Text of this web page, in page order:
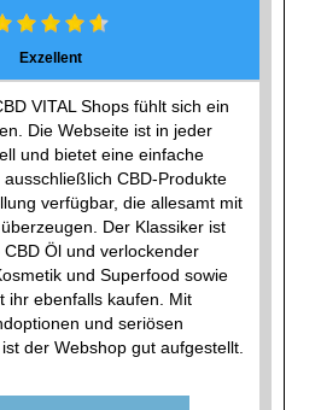
Exzellent
VITAL Shops fühlt sich ein
Die Webseite ist in jeder
und bietet eine einfache
CBD-Produkte
verfügbar, die allesamt mit
Der Klassiker ist
Öl und verlockender
und Superfood sowie
ihr ebenfalls kaufen. Mit
und seriösen
der Webshop gut aufgestellt.